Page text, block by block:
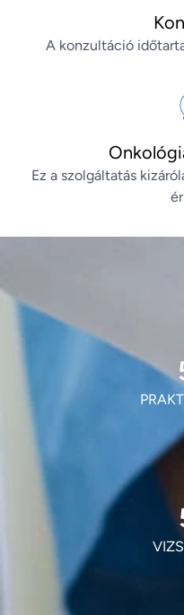
A konzultáció
Ez a szolgáltatás